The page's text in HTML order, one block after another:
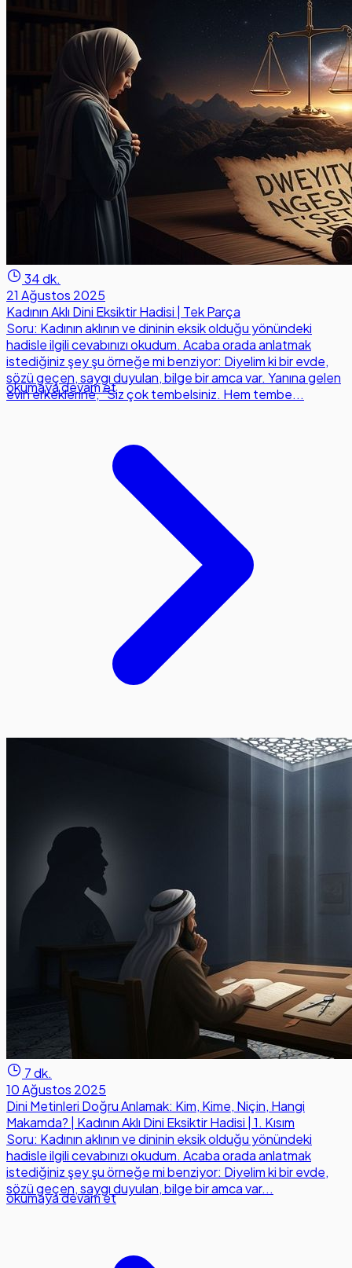
34 dk.
21 Ağustos 2025
Kadının Aklı Dini Eksiktir Hadisi | Tek Parça
Soru: Kadının aklının ve dininin eksik olduğu yönündeki
hadisle ilgili cevabınızı okudum. Acaba orada anlatmak
istediğiniz şey şu örneğe mi benziyor: Diyelim ki bir evde,
sözü geçen, saygı duyulan, bilge bir amca var. Yanına gelen
evin erkeklerine, “Siz çok tembelsiniz. Hem tembe...
okumaya devam et
7 dk.
10 Ağustos 2025
Dini Metinleri Doğru Anlamak: Kim, Kime, Niçin, Hangi
Makamda? | Kadının Aklı Dini Eksiktir Hadisi | 1. Kısım
Soru: Kadının aklının ve dininin eksik olduğu yönündeki
hadisle ilgili cevabınızı okudum. Acaba orada anlatmak
istediğiniz şey şu örneğe mi benziyor: Diyelim ki bir evde,
sözü geçen, saygı duyulan, bilge bir amca var...
okumaya devam et